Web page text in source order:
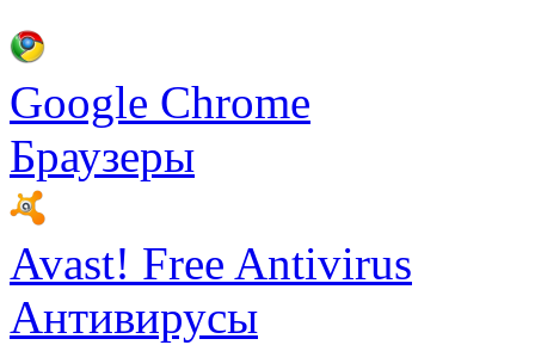
Google Chrome
Браузеры
Avast! Free Antivirus
Антивирусы